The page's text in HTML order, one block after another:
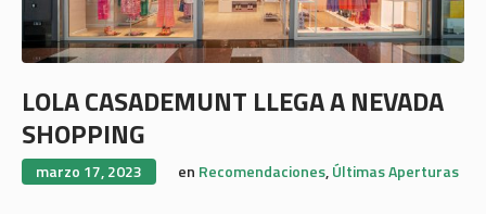
LOLA CASADEMUNT LLEGA A NEVADA
SHOPPING
marzo 17, 2023 en Recomendaciones,Últimas Aperturas